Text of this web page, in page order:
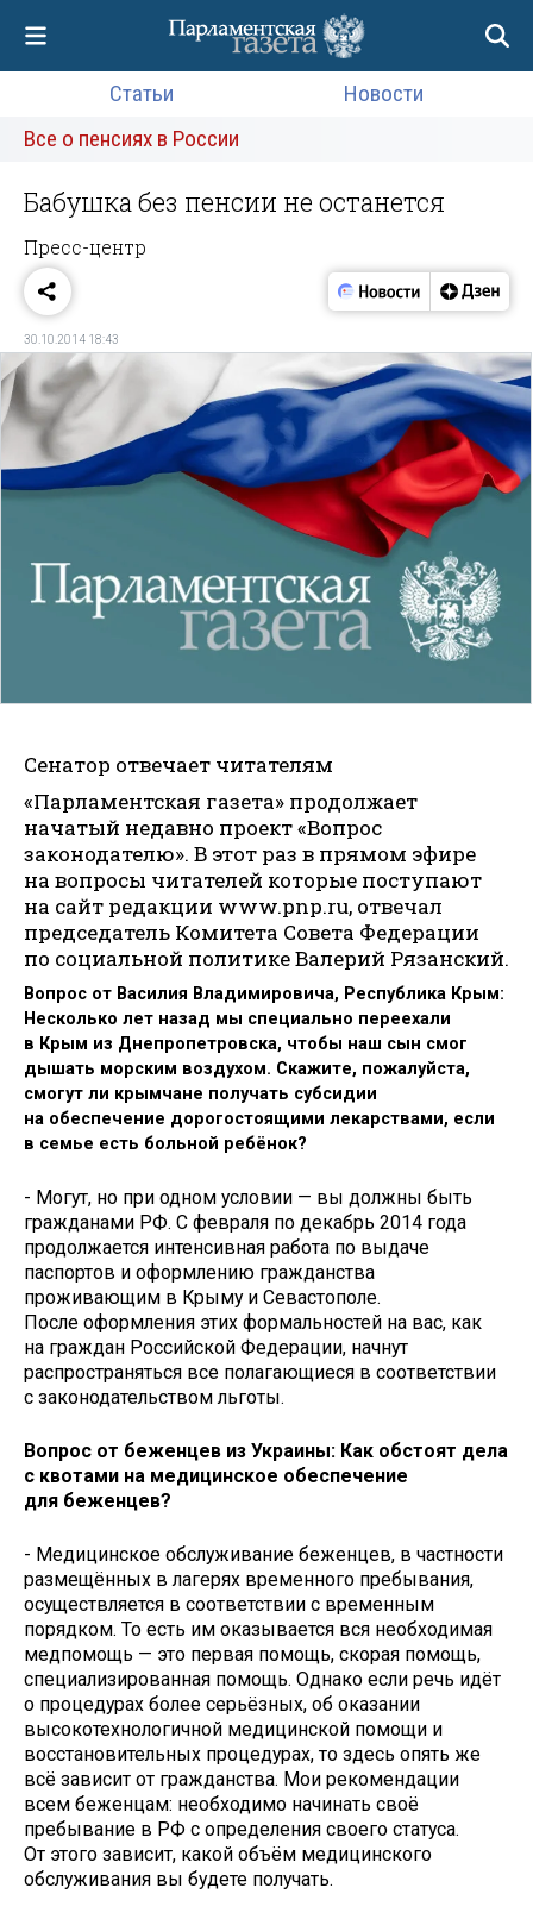
Статьи
Новости
Все о пенсиях в России
Бабушка без пенсии не останется
Пресс-центр
30.10.2014 18:43
Сенатор отвечает читателям
«Парламентская газета» продолжает
начатый недавно проект «Вопрос
законодателю». В этот раз в прямом эфире
на вопросы читателей которые поступают
на сайт редакции www.pnp.ru, отвечал
председатель Комитета Совета Федерации
по социальной политике Валерий Рязанский.
Вопрос от Василия Владимировича, Республика Крым:
Несколько лет назад мы специально переехали
в Крым из Днепропетровска, чтобы наш сын смог
дышать морским воздухом. Скажите, пожалуйста,
смогут ли крымчане получать субсидии
на обеспечение дорогостоящими лекарствами, если
в семье есть больной ребёнок?
- Могут, но при одном условии — вы должны быть
гражданами РФ. С февраля по декабрь 2014 года
продолжается интенсивная работа по выдаче
паспортов и оформлению гражданства
проживающим в Крыму и Севастополе.
После оформления этих формальностей на вас, как
на граждан Российской Федерации, начнут
распространяться все полагающиеся в соответствии
с законодательством льготы.
Вопрос от беженцев из Украины: Как обстоят дела
с квотами на медицинское обеспечение
для беженцев?
- Медицинское обслуживание беженцев, в частности
размещённых в лагерях временного пребывания,
осуществляется в соответствии с временным
порядком. То есть им оказывается вся необходимая
медпомощь — это первая помощь, скорая помощь,
специализированная помощь. Однако если речь идёт
о процедурах более серьёзных, об оказании
высокотехнологичной медицинской помощи и
восстановительных процедурах, то здесь опять же
всё зависит от гражданства. Мои рекомендации
всем беженцам: необходимо начинать своё
пребывание в РФ с определения своего статуса.
От этого зависит, какой объём медицинского
обслуживания вы будете получать.